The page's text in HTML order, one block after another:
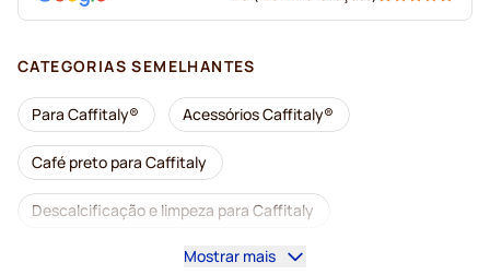
CATEGORIAS SEMELHANTES
Para Caffitaly® Acessórios Caffitaly®
Café preto para Caffitaly
Descalcificação e limpeza para Caffitaly
Cápsulas Gimoka para Caffitaly
Mostrar mais